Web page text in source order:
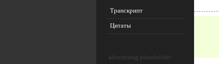
Транскрипт
Цитаты
advertising placeholder